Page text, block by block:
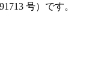
号）です。